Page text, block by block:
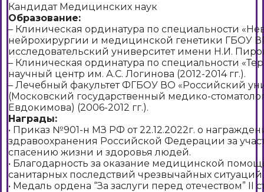
Кандидат Медицинских наук
Образование:
– Клиническая ординатура по специальности
нейрохирургии и медицинской генетики ГБОУ
исследовательский университет имени Н.И.
– Клиническая ординатура по специальности
научный центр им. А.С. Логинова (2012-2014 гг.).
– Лечебный факультет ФГБОУ ВО «Российский
(Московский государственный медико-
Евдокимова) (2006-2012 гг.).
Награды:
• Приказ №901-н МЗ РФ от 22.12.2022г. о
здравоохранения Российской Федерации за
спасению жизни и здоровья людей.
• Благодарность за оказание медицинской
санитарных последствий чрезвычайных ситуаций.
• Медаль ордена “За заслуги перед отечеством” II